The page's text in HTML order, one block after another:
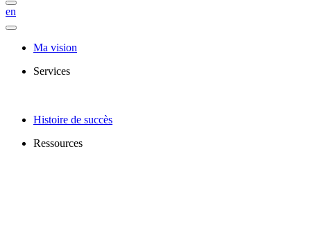
en
Ma vision
Services
Histoire de succès
Ressources